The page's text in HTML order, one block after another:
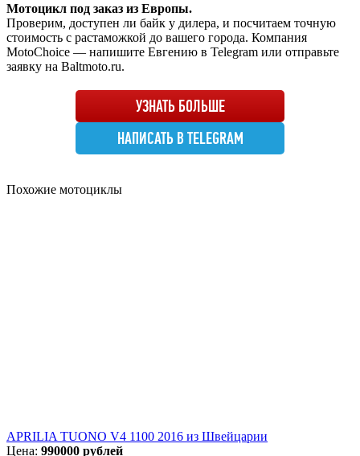
Мотоцикл под заказ из Европы.
Проверим, доступен ли байк у дилера, и посчитаем точную
стоимость с растаможкой до вашего города. Компания
MotoChoice — напишите Евгению в Telegram или отправьте
заявку на Baltmoto.ru.
УЗНАТЬ БОЛЬШЕ
НАПИСАТЬ В TELEGRAM
Похожие мотоциклы
APRILIA TUONO V4 1100 2016 из Швейцарии
Цена: 990000 рублей